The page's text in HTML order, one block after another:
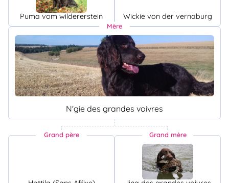
Puma vom wildererstein Wickie von der vernaburg
Mère
N'gie des grandes voivres
Grand père Grand mère